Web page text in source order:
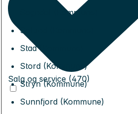
Sogndal (Kommune)
Solund (Kommune)
Stad (Kommune)
Stord (Kommune)
Stryn (Kommune)
Sunnfjord (Kommune)
Salg og service (470)